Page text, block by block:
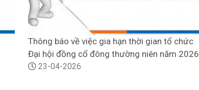
Thông báo về việc gia hạn thời gian tổ chức
Đại hội đồng cổ đông thường niên năm 2026
23-04-2026